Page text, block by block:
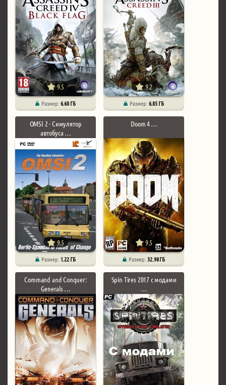
9.5
Размер:6.60 ГБ
9.2
Размер:6.85 ГБ
OMSI 2 - Симулятор
автобуса …
9.5
Размер: 1.22 ГБ
Doom 4 …
9.5
Размер:32.98 ГБ
Command and Conquer:
Generals …
Spin Tires 2017 с модами
…